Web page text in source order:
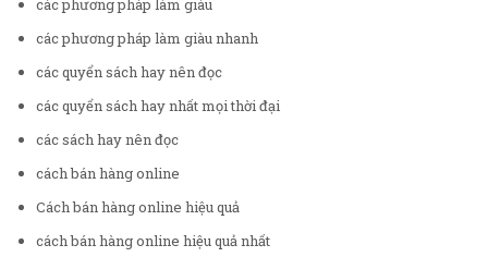
các phương pháp làm giàu
các phương pháp làm giàu nhanh
các quyển sách hay nên đọc
các quyển sách hay nhất mọi thời đại
các sách hay nên đọc
cách bán hàng online
Cách bán hàng online hiệu quả
cách bán hàng online hiệu quả nhất